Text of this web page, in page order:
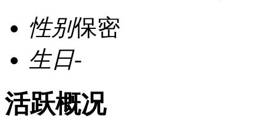
性别保密
生日-
活跃概况